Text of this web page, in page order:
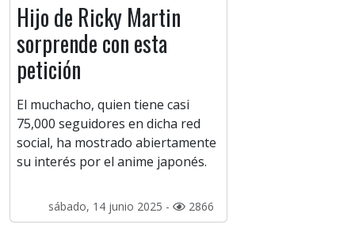
Hijo de Ricky Martin
sorprende con esta
petición
El muchacho, quien tiene casi
75,000 seguidores en dicha red
social, ha mostrado abiertamente
su interés por el anime japonés.
sábado, 14 junio 2025 - 2866